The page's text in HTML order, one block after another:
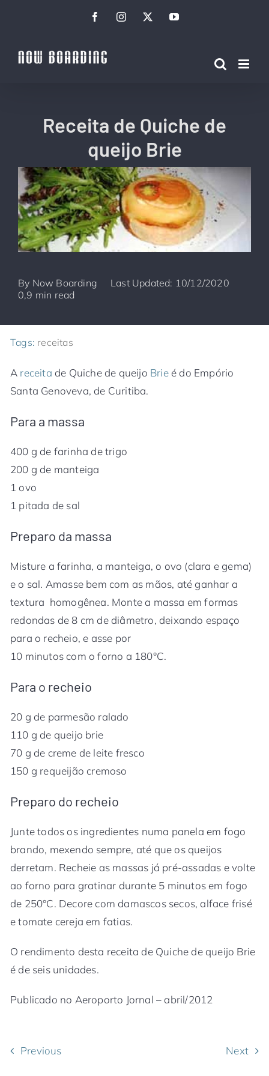
conteúdo
FacebookInstagramTwitterYouTube
Receita de Quiche de
queijo Brie
By Now Boarding
Last Updated: 10/12/2020
0,9 min read
Tags: receitas
A receita de Quiche de queijo Brieé do Empório
Santa Genoveva, de Curitiba.
Para a massa
400 g de farinha de trigo
200 g de manteiga
1 ovo
1 pitada de sal
Preparo da massa
Misture a farinha, a manteiga, o ovo (clara e gema)
e o sal. Amasse bem com as mãos, até ganhar a
textura homogênea. Monte a massa em formas
redondas de 8 cm de diâmetro, deixando espaço
para o recheio, e asse por
10 minutos com o forno a 180°C.
Para o recheio
20 g de parmesão ralado
110 g de queijo brie
70 g de creme de leite fresco
150 g requeijão cremoso
Preparo do recheio
Junte todos os ingredientes numa panela em fogo
brando, mexendo sempre, até que os queijos
derretam. Recheie as massas já pré-assadas e volte
ao forno para gratinar durante 5 minutos em fogo
de 250°C. Decore com damascos secos, alface frisé
e tomate cereja em fatias.
O rendimento desta receita de Quiche de queijo Brie
é de seis unidades.
Publicado no Aeroporto Jornal – abril/2012
Previous Next